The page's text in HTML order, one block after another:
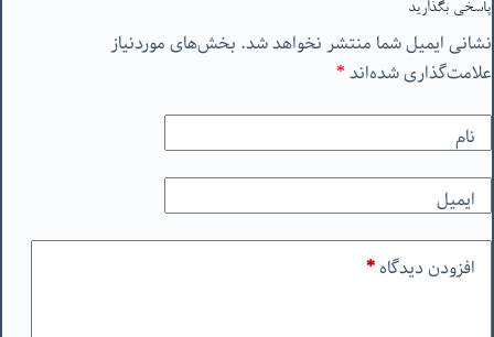
پاسخی بگذارید
نشانی ایمیل شما منتشر نخواهد شد. بخش‌های موردنیاز
علامت‌گذاری شده‌اند*
نام
ایمیل
افزودن دیدگاه*